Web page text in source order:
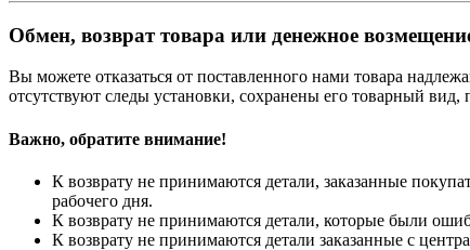
Обмен, возврат товара или денежное
Вы можете отказаться от поставленного нами товара
отсутствуют следы установки, сохранены его товарный
Важно, обратите внимание!
К возврату не принимаются детали, заказанные
рабочего дня.
К возврату не принимаются детали, которые были
К возврату не принимаются детали заказанные с